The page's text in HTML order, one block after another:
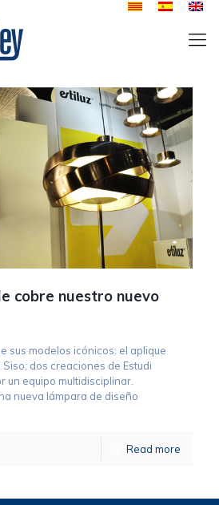
cobre nuestro nuevo
sus modelos icónicos: el aplique
dos creaciones de Estudi
un equipo multidisciplinar.
nueva lámpara de diseño
Read more